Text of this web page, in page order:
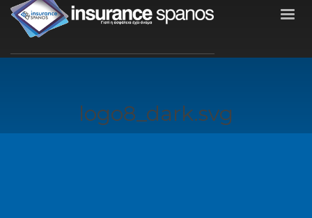
logo8_dark.svg